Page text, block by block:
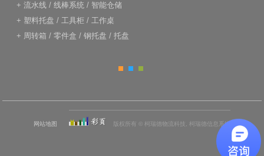
+ 流水线 / 线棒系统 / 智能仓储
+ 塑料托盘 / 工具柜 / 工作桌
+ 周转箱 / 零件盒 / 钢托盘 / 托盘
网站地图 版权所有 © 柯瑞德物流科技, 柯瑞德信息系统